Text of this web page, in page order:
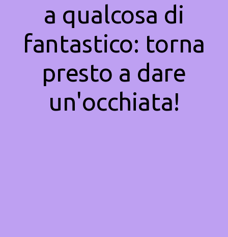
a qualcosa di
fantastico: torna
presto a dare
un'occhiata!